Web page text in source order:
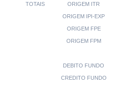
TOTAIS ORIGEM ITR
ORIGEM IPI-EXP
ORIGEM FPE
ORIGEM FPM
DEBITO FUNDO
CREDITO FUNDO